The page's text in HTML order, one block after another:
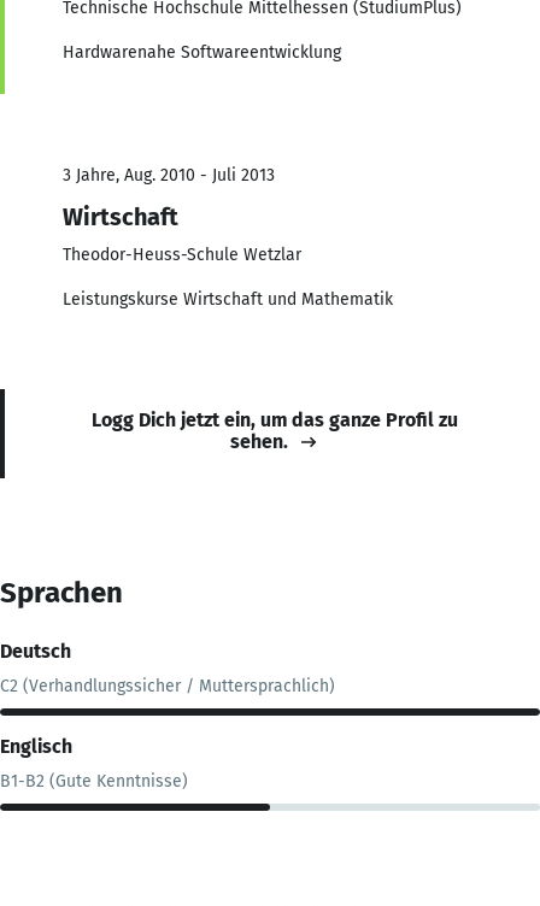
Technische Hochschule Mittelhessen (StudiumPlus)
Hardwarenahe Softwareentwicklung
3 Jahre, Aug. 2010 - Juli 2013
Wirtschaft
Theodor-Heuss-Schule Wetzlar
Leistungskurse Wirtschaft und Mathematik
Logg Dich jetzt ein, um das ganze Profil zu
sehen.
Sprachen
Deutsch
C2 (Verhandlungssicher / Muttersprachlich)
Englisch
B1-B2 (Gute Kenntnisse)